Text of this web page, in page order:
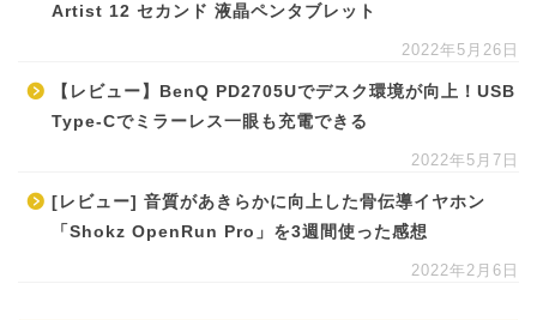
Artist 12 セカンド 液晶ペンタブレット
2022年5月26日
【レビュー】BenQ PD2705Uでデスク環境が向上！USB
Type-Cでミラーレス一眼も充電できる
2022年5月7日
[レビュー] 音質があきらかに向上した骨伝導イヤホン
「Shokz OpenRun Pro」を3週間使った感想
2022年2月6日